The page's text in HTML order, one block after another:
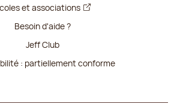
et associations
Besoin d'aide ?
Jeff Club
: partiellement conforme